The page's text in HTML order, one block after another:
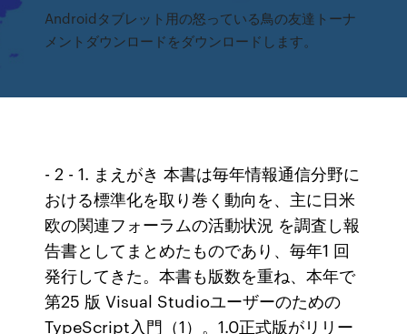
Androidタブレット用の怒っている鳥の友達トーナ
メントダウンロードをダウンロードします。
- 2 - 1. まえがき 本書は毎年情報通信分野に
おける標準化を取り巻く動向を、主に日米
欧の関連フォーラムの活動状況 を調査し報
告書としてまとめたものであり、毎年1 回
発行してきた。本書も版数を重ね、本年で
第25 版 Visual Studioユーザーのための
TypeScript入門（1）。1.0正式版がリリー